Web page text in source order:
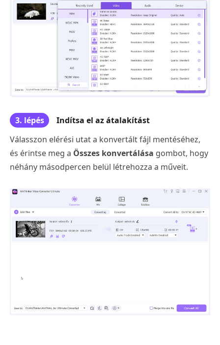
3. lépés
Indítsa el az átalakítást
Válasszon elérési utat a konvertált fájl mentéséhez,
és érintse meg a Összes konvertálása gombot, hogy
néhány másodpercen belül létrehozza a műveit.